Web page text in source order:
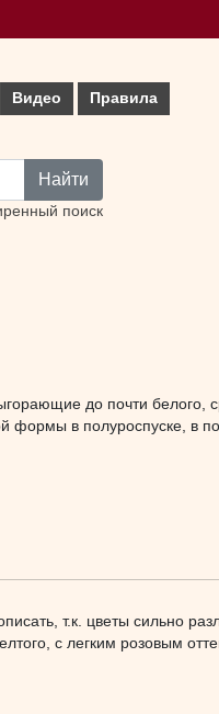
Видео Правила
Найти
поиск
до почти белого,
формы в полуроспуске, в
т.к. цветы сильно
с легким розовым